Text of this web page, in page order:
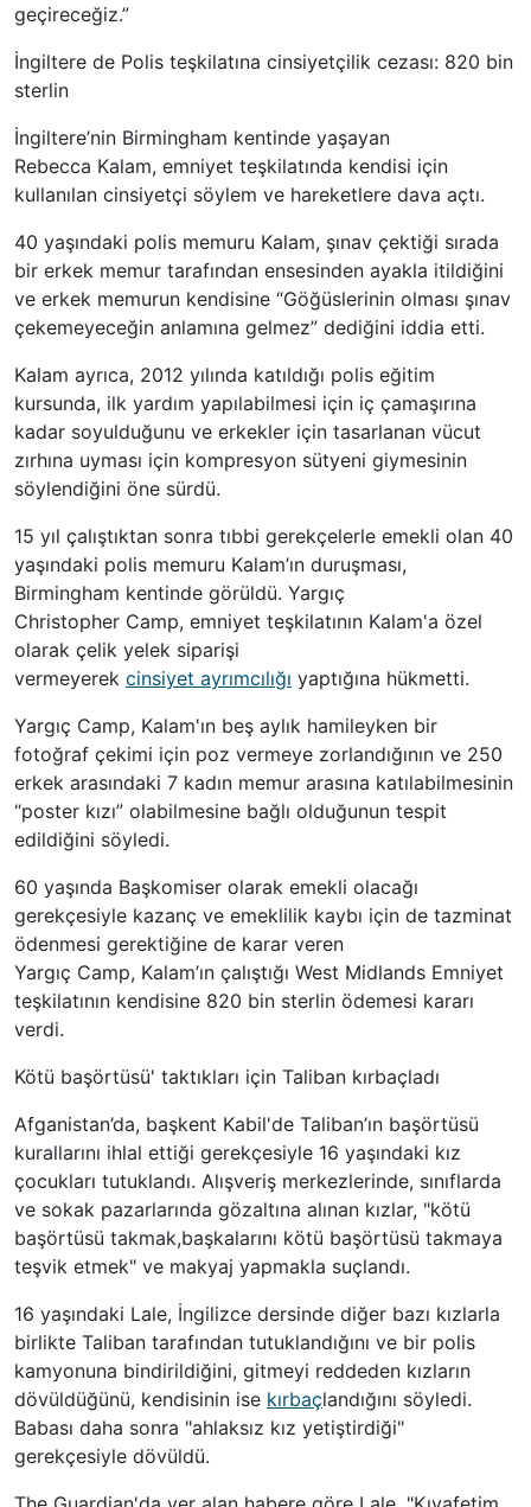
geçireceğiz.”
İngiltere de Polis teşkilatına cinsiyetçilik cezası: 820 bin
sterlin
İngiltere’nin Birmingham kentinde yaşayan
Rebecca Kalam, emniyet teşkilatında kendisi için
kullanılan cinsiyetçi söylem ve hareketlere dava açtı.
40 yaşındaki polis memuru Kalam, şınav çektiği sırada
bir erkek memur tarafından ensesinden ayakla itildiğini
ve erkek memurun kendisine “Göğüslerinin olması şınav
çekemeyeceğin anlamına gelmez” dediğini iddia etti.
Kalam ayrıca, 2012 yılında katıldığı polis eğitim
kursunda, ilk yardım yapılabilmesi için iç çamaşırına
kadar soyulduğunu ve erkekler için tasarlanan vücut
zırhına uyması için kompresyon sütyeni giymesinin
söylendiğini öne sürdü.
15 yıl çalıştıktan sonra tıbbi gerekçelerle emekli olan 40
yaşındaki polis memuru Kalam’ın duruşması,
Birmingham kentinde görüldü. Yargıç
Christopher Camp, emniyet teşkilatının Kalam'a özel
olarak çelik yelek siparişi
vermeyerek cinsiyet ayrımcılığı yaptığına hükmetti.
Yargıç Camp, Kalam'ın beş aylık hamileyken bir
fotoğraf çekimi için poz vermeye zorlandığının ve 250
erkek arasındaki 7 kadın memur arasına katılabilmesinin
“poster kızı” olabilmesine bağlı olduğunun tespit
edildiğini söyledi.
60 yaşında Başkomiser olarak emekli olacağı
gerekçesiyle kazanç ve emeklilik kaybı için de tazminat
ödenmesi gerektiğine de karar veren
Yargıç Camp, Kalam’ın çalıştığı West Midlands Emniyet
teşkilatının kendisine 820 bin sterlin ödemesi kararı
verdi.
Kötü başörtüsü' taktıkları için Taliban kırbaçladı
Afganistan’da, başkent Kabil'de Taliban’ın başörtüsü
kurallarını ihlal ettiği gerekçesiyle 16 yaşındaki kız
çocukları tutuklandı. Alışveriş merkezlerinde, sınıflarda
ve sokak pazarlarında gözaltına alınan kızlar, "kötü
başörtüsü takmak,başkalarını kötü başörtüsü takmaya
teşvik etmek" ve makyaj yapmakla suçlandı.
16 yaşındaki Lale, İngilizce dersinde diğer bazı kızlarla
birlikte Taliban tarafından tutuklandığını ve bir polis
kamyonuna bindirildiğini, gitmeyi reddeden kızların
dövüldüğünü, kendisinin ise kırbaçlandığını söyledi.
Babası daha sonra "ahlaksız kız yetiştirdiği"
gerekçesiyle dövüldü.